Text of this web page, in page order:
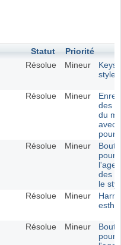
Statut
Priorité
Résolue Mineur
style
Résolue Mineur
des
du
avec
pour
Résolue Mineur
pour
des
le
Résolue Mineur
Résolue Mineur
pour